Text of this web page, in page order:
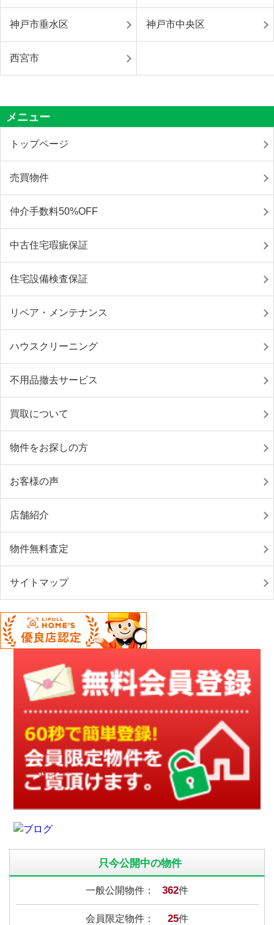
神戸市垂水区 神戸市中央区
西宮市
メニュー
トップページ
売買物件
仲介手数料50%OFF
中古住宅瑕疵保証
住宅設備検査保証
リペア・メンテナンス
ハウスクリーニング
不用品撤去サービス
買取について
物件をお探しの方
お客様の声
店舗紹介
物件無料査定
サイトマップ
只今公開中の物件
一般公開物件： 362件
会員限定物件： 25件